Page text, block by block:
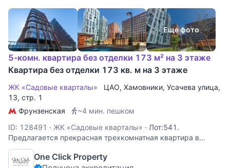
Еще фото
5-комн. квартира без отделки 173 м² на 3 этаже
Квартира без отделки 173 кв. м на 3 этаже
ЖК «Садовые кварталы» ЦАО, Хамовники, Усачева улица,
13, стр. 1
Фрунзенская
~4 мин. пешком
ID: 128491 · ЖК «Садовые кварталы» · Лот:541.
Предлагается прекрасная трехкомнатная квартира в
Хамовниках с видом на пруд в элитном ЖК "Садовые
Кварталы". Квартира без отделки позволяет реализовать
One Click Property